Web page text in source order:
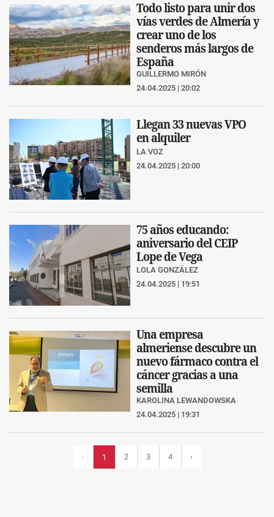
Todo listo para unir dos
vías verdes de Almería y
crear uno de los
senderos más largos de
España
GUILLERMO MIRÓN
24.04.2025 | 20:02
Llegan 33 nuevas VPO
en alquiler
LA VOZ
24.04.2025 | 20:00
75 años educando:
aniversario del CEIP
Lope de Vega
LOLA GONZÁLEZ
24.04.2025 | 19:51
Una empresa
almeriense descubre un
nuevo fármaco contra el
cáncer gracias a una
semilla
KAROLINA LEWANDOWSKA
24.04.2025 | 19:31
‹ 1 2 3 4 ›